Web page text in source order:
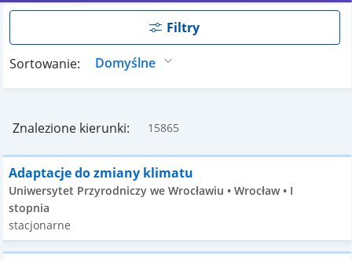
Filtry
Sortowanie:
Znalezione kierunki: 15865
Adaptacje do zmiany klimatu
Uniwersytet Przyrodniczy we Wrocławiu • Wrocław • I
stopnia
stacjonarne